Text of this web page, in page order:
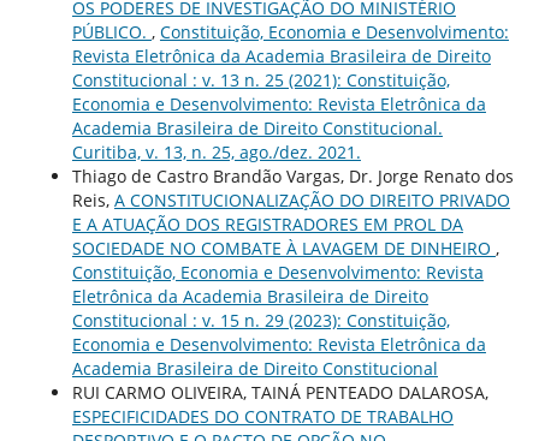
OS PODERES DE INVESTIGAÇÃO DO MINISTÉRIO
PÚBLICO. , Constituição, Economia e Desenvolvimento:
Revista Eletrônica da Academia Brasileira de Direito
Constitucional : v. 13 n. 25 (2021): Constituição,
Economia e Desenvolvimento: Revista Eletrônica da
Academia Brasileira de Direito Constitucional.
Curitiba, v. 13, n. 25, ago./dez. 2021.
Thiago de Castro Brandão Vargas, Dr. Jorge Renato dos
Reis, A CONSTITUCIONALIZAÇÃO DO DIREITO PRIVADO
E A ATUAÇÃO DOS REGISTRADORES EM PROL DA
SOCIEDADE NO COMBATE À LAVAGEM DE DINHEIRO ,
Constituição, Economia e Desenvolvimento: Revista
Eletrônica da Academia Brasileira de Direito
Constitucional : v. 15 n. 29 (2023): Constituição,
Economia e Desenvolvimento: Revista Eletrônica da
Academia Brasileira de Direito Constitucional
RUI CARMO OLIVEIRA, TAINÁ PENTEADO DALAROSA,
ESPECIFICIDADES DO CONTRATO DE TRABALHO